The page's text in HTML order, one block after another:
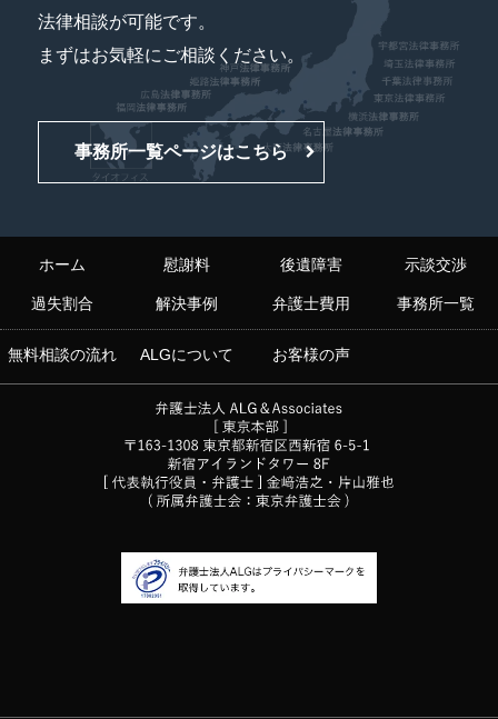
法律相談が可能です。
まずはお気軽にご相談ください。
事務所一覧ページはこちら
ホーム 慰謝料 後遺障害 示談交渉
過失割合 解決事例 弁護士費用 事務所一覧
無料相談の流れ ALGについて お客様の声